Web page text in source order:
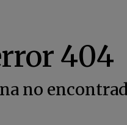
no